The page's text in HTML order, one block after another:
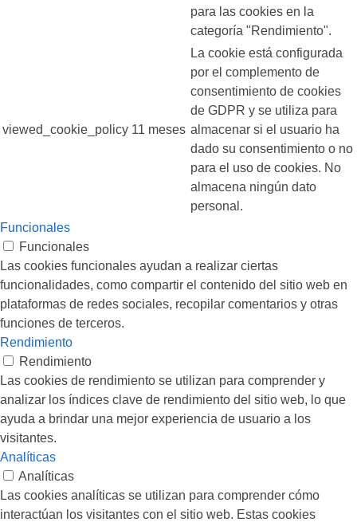
para las cookies en la
categoría "Rendimiento".
viewed_cookie_policy 11 meses
La cookie está configurada
por el complemento de
consentimiento de cookies
de GDPR y se utiliza para
almacenar si el usuario ha
dado su consentimiento o no
para el uso de cookies. No
almacena ningún dato
personal.
Funcionales
Funcionales
Las cookies funcionales ayudan a realizar ciertas
funcionalidades, como compartir el contenido del sitio web en
plataformas de redes sociales, recopilar comentarios y otras
funciones de terceros.
Rendimiento
Rendimiento
Las cookies de rendimiento se utilizan para comprender y
analizar los índices clave de rendimiento del sitio web, lo que
ayuda a brindar una mejor experiencia de usuario a los
visitantes.
Analíticas
Analíticas
Las cookies analíticas se utilizan para comprender cómo
interactúan los visitantes con el sitio web. Estas cookies